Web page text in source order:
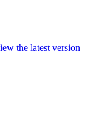
the latest version